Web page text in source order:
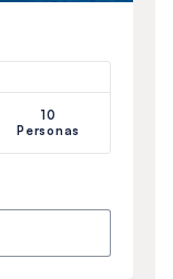
10
Personas